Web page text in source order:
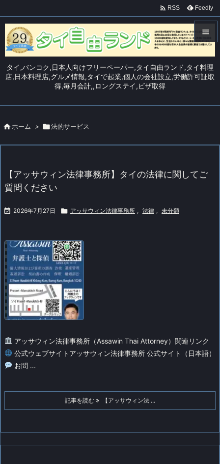
タイ,バンコク,日本人向けフリーペーパー,タイ自由ランド,タイ料理
店,日本料理店,グルメ情報,タイで起業,個人の会社設立,労働許可証取
得,毎月会計,,ロングステイ,ビザ取得

メニュ


 RSS Feedly
 ホーム > 法的サービス
【アッサウィン法律事務所】タイの法律に関してご
質問ください
 2026年7月27日  アッサウィン法律事務所 , 法律 , 未分類
アッサウィン法律事務所（Assawin Thai Attorney）関連リンク
公式ウェブサイト アッサウィン法律事務所 公式サイト（日本語）
お問 ...
記事を読む 【アッサウィン法 ...